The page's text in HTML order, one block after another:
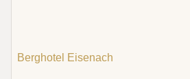
Berghotel Eisenach